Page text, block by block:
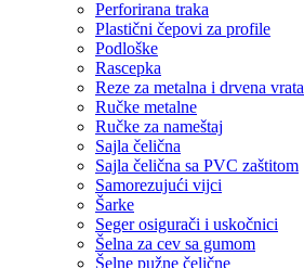
Perforirana traka
Plastični čepovi za profile
Podloške
Rascepka
Reze za metalna i drvena vrata
Ručke metalne
Ručke za nameštaj
Sajla čelična
Sajla čelična sa PVC zaštitom
Samorezujući vijci
Šarke
Seger osigurači i uskočnici
Šelna za cev sa gumom
Šelne pužne čelične